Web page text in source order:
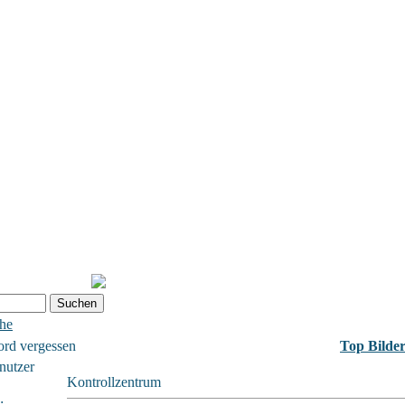
vergessen
Top Bilder
Kontrollzentrum